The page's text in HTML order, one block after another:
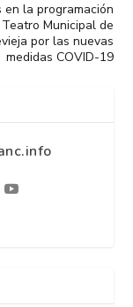
en la programación
Municipal de
por las nuevas
medidas COVID-19